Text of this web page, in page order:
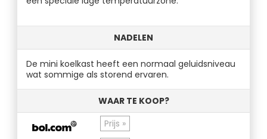
NADELEN
De mini koelkast heeft een normaal geluidsniveau
wat sommige als storend ervaren.
WAAR TE KOOP?
Prijs »